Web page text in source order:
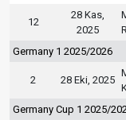
12
28 Kas,
2025
Germany 1 2025/2026
2 28 Eki, 2025
Germany Cup 1 2025/